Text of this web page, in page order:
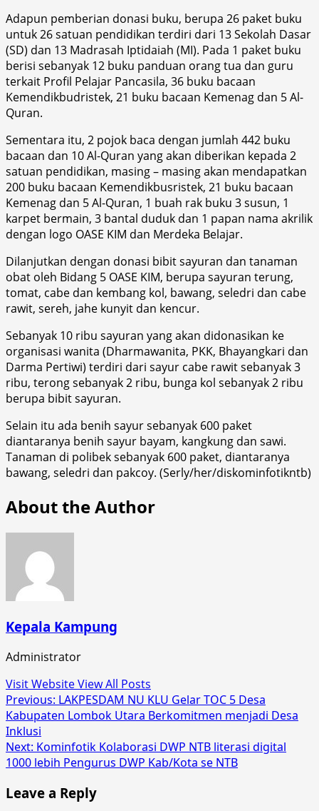
Adapun pemberian donasi buku, berupa 26 paket buku
untuk 26 satuan pendidikan terdiri dari 13 Sekolah Dasar
(SD) dan 13 Madrasah Iptidaiah (MI). Pada 1 paket buku
berisi sebanyak 12 buku panduan orang tua dan guru
terkait Profil Pelajar Pancasila, 36 buku bacaan
Kemendikbudristek, 21 buku bacaan Kemenag dan 5 Al-
Quran.
Sementara itu, 2 pojok baca dengan jumlah 442 buku
bacaan dan 10 Al-Quran yang akan diberikan kepada 2
satuan pendidikan, masing – masing akan mendapatkan
200 buku bacaan Kemendikbusristek, 21 buku bacaan
Kemenag dan 5 Al-Quran, 1 buah rak buku 3 susun, 1
karpet bermain, 3 bantal duduk dan 1 papan nama akrilik
dengan logo OASE KIM dan Merdeka Belajar.
Dilanjutkan dengan donasi bibit sayuran dan tanaman
obat oleh Bidang 5 OASE KIM, berupa sayuran terung,
tomat, cabe dan kembang kol, bawang, seledri dan cabe
rawit, sereh, jahe kunyit dan kencur.
Sebanyak 10 ribu sayuran yang akan didonasikan ke
organisasi wanita (Dharmawanita, PKK, Bhayangkari dan
Darma Pertiwi) terdiri dari sayur cabe rawit sebanyak 3
ribu, terong sebanyak 2 ribu, bunga kol sebanyak 2 ribu
berupa bibit sayuran.
Selain itu ada benih sayur sebanyak 600 paket
diantaranya benih sayur bayam, kangkung dan sawi.
Tanaman di polibek sebanyak 600 paket, diantaranya
bawang, seledri dan pakcoy. (Serly/her/diskominfotikntb)
About the Author
Kepala Kampung
Administrator
Visit WebsiteView All Posts
Post
navigation
Previous: LAKPESDAM NU KLU Gelar TOC 5 Desa
Kabupaten Lombok Utara Berkomitmen menjadi Desa
Inklusi
Next: Kominfotik Kolaborasi DWP NTB literasi digital
1000 lebih Pengurus DWP Kab/Kota se NTB
Leave a Reply